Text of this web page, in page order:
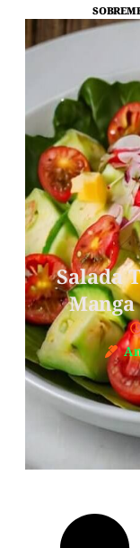
Salada
Manga